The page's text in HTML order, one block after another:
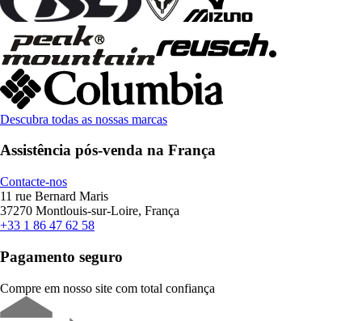
Descubra todas as nossas marcas
Assistência pós-venda na França
Contacte-nos
11 rue Bernard Maris
37270 Montlouis-sur-Loire, França
+33 1 86 47 62 58
Pagamento seguro
Compre em nosso site com total confiança